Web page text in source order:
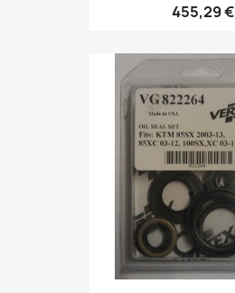
455,29 €